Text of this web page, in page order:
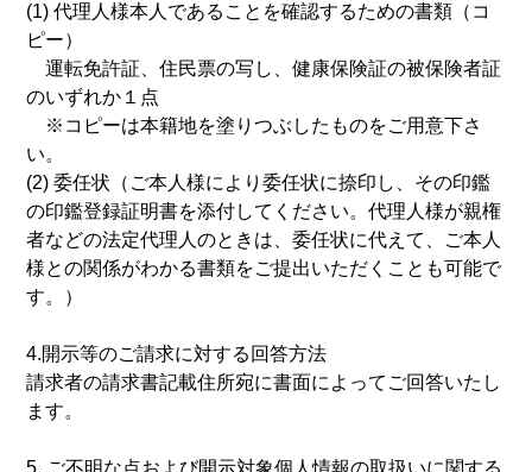
(1) 代理人様本人であることを確認するための書類（コ
ピー）
運転免許証、住民票の写し、健康保険証の被保険者証
のいずれか１点
※コピーは本籍地を塗りつぶしたものをご用意下さ
い。
(2) 委任状（ご本人様により委任状に捺印し、その印鑑
の印鑑登録証明書を添付してください。代理人様が親権
者などの法定代理人のときは、委任状に代えて、ご本人
様との関係がわかる書類をご提出いただくことも可能で
す。）
4.開示等のご請求に対する回答方法
請求者の請求書記載住所宛に書面によってご回答いたし
ます。